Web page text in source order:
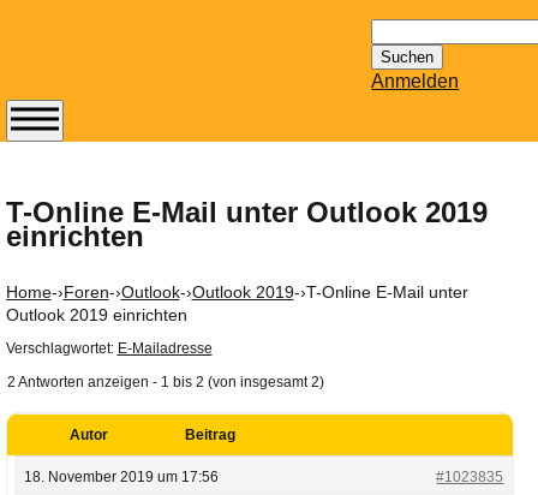
nach:
Anmelden
T-Online E-Mail unter Outlook 2019
einrichten
Home-›Foren-›Outlook-›Outlook 2019-›T-Online E-Mail unter
Outlook 2019 einrichten
Verschlagwortet: E-Mailadresse
2 Antworten anzeigen - 1 bis 2 (von insgesamt 2)
Autor Beitrag
18. November 2019 um 17:56 #1023835
Abonnieren Sie den
erscheinenden
Newsletter von
kostenlos.
Der ständig aktuelle
Tipps zu Thema
Email für Sie
Wie z.B. Outlook,
GMail, Thunderbird
oder auch